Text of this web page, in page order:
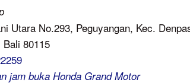
Utara No.293, Peguyangan, Kec.
80115
jam buka Honda Grand Motor